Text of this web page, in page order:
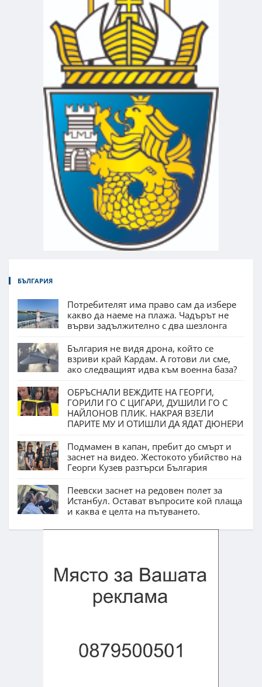
БЪЛГАРИЯ
Потребителят има право сам да избере
какво да наеме на плажа. Чадърът не
върви задължително с два шезлонга
България не видя дрона, който се
взриви край Кардам. А готови ли сме,
ако следващият идва към военна база?
ОБРЪСНАЛИ ВЕЖДИТЕ НА ГЕОРГИ,
ГОРИЛИ ГО С ЦИГАРИ, ДУШИЛИ ГО С
НАЙЛОНОВ ПЛИК. НАКРАЯ ВЗЕЛИ
ПАРИТЕ МУ И ОТИШЛИ ДА ЯДАТ ДЮНЕРИ
Подмамен в капан, пребит до смърт и
заснет на видео. Жестокото убийство на
Георги Кузев разтърси България
Пеевски заснет на редовен полет за
Истанбул. Остават въпросите кой плаща
и каква е целта на пътуването.